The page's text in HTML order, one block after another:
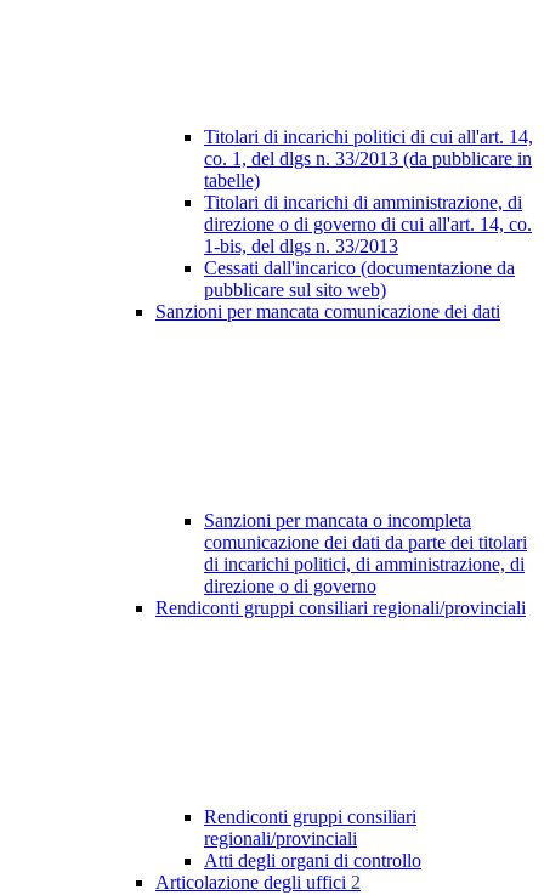
Titolari di incarichi politici di cui all'art. 14,
co. 1, del dlgs n. 33/2013 (da pubblicare in
tabelle)
Titolari di incarichi di amministrazione, di
direzione o di governo di cui all'art. 14, co.
1-bis, del dlgs n. 33/2013
Cessati dall'incarico (documentazione da
pubblicare sul sito web)
Sanzioni per mancata comunicazione dei dati
Sanzioni per mancata o incompleta
comunicazione dei dati da parte dei titolari
di incarichi politici, di amministrazione, di
direzione o di governo
Rendiconti gruppi consiliari regionali/provinciali
Rendiconti gruppi consiliari
regionali/provinciali
Atti degli organi di controllo
Articolazione degli uffici 2